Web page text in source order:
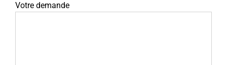
Votre demande